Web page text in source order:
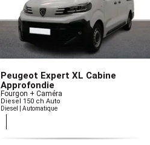
Peugeot Expert XL Cabine
Approfondie
Fourgon + Caméra
Diesel 150 ch Auto
Diesel | Automatique